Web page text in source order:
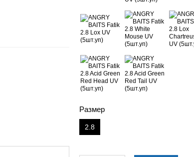
Размер
2.8